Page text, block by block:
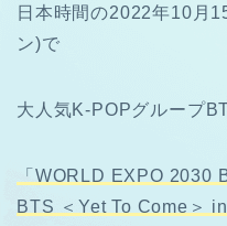
日本時間の2022年10月
ン)で
大人気K-POPグループ
「WORLD EXPO 2030
BTS ＜Yet To Come＞